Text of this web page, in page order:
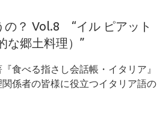
の？ Vol.8 “イル ピアット
な郷土料理）”
食べる指さし会話帳・イタリア』
係者の皆様に役立つイタリア語の